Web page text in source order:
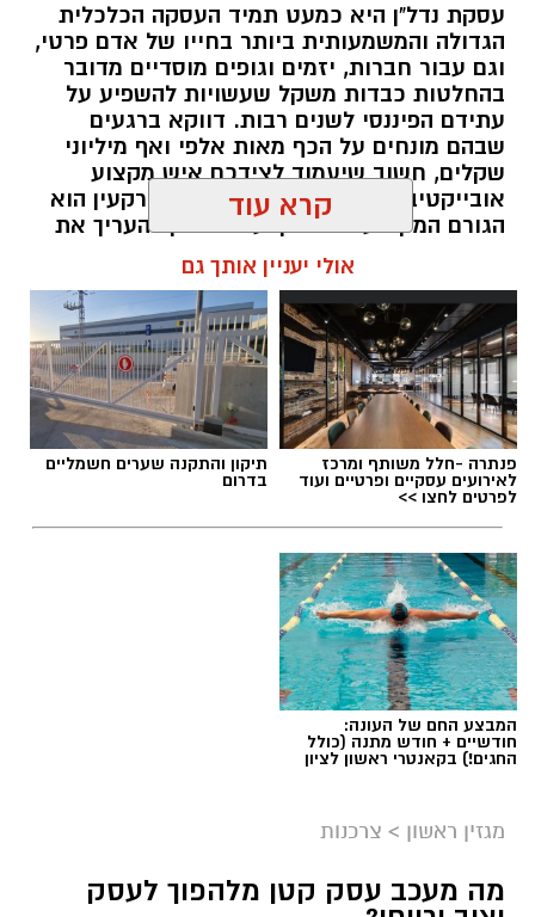
עסקת נדל"ן היא כמעט תמיד העסקה הכלכלית
הגדולה והמשמעותית ביותר בחייו של אדם פרטי,
וגם עבור חברות, יזמים וגופים מוסדיים מדובר
בהחלטות כבדות משקל שעשויות להשפיע על
עתידם הפיננסי לשנים רבות. דווקא ברגעים
שבהם מונחים על הכף מאות אלפי ואף מיליוני
שקלים, חשוב שיעמוד לצידכם איש מקצוע
אובייקטיבי, מוסמך ומנוסה. שמאי מקרקעין הוא
הגורם המקצועי המוסמך על פי חוק להעריך את
שווי של נכסי מקרקעין, והוא זה שמעניק לכם את
הביטחון לקבל החלטות מבוססות, שקולות
ובטוחות.
תוכן שיווקי / 09:49 05.08.26
קרא עוד
אולי יעניין אותך גם
פנתרה -חלל משותף ומרכז
לאירועים עסקיים ופרטיים ועוד
לפרטים לחצו >>
תיקון והתקנה שערים חשמליים
בדרום
המבצע החם של העונה:
חודשיים + חודש מתנה (כולל
החגים!) בקאנטרי ראשון לציון
מגזין ראשון > צרכנות
מה מעכב עסק קטן מלהפוך לעסק